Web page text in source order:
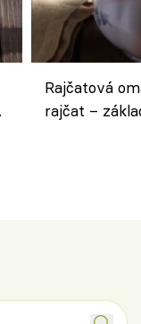
Rajčatová
rajčat –